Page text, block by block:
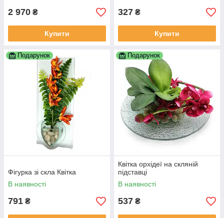
2 970 ₴
Купити
327 ₴
Купити
Подарунок
Фігурка зі скла Квітка
В наявності
791 ₴
Подарунок
Квітка орхідеї на скляній
підставці
В наявності
537 ₴